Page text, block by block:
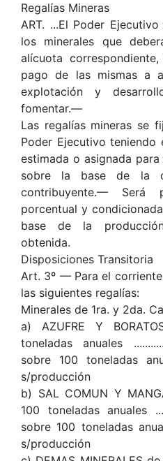
Regalías Mineras
ART. ...El Poder
los minerales que
alícuota
pago de las mismas a
explotación y
fomentar.—
Las regalías mineras se
Poder Ejecutivo
estimada o asignada
sobre la base de la
contribuyente.— Será
porcentual y
base de la
obtenida.
Disposiciones Transitoria
Art. 3º — Para el
las siguientes regalías:
Minerales de 1ra. y 2da.
a) AZUFRE Y
toneladas anuales
sobre 100 toneladas
s/producción
b) SAL COMUN Y
100 toneladas anuales
sobre 100 toneladas
s/producción